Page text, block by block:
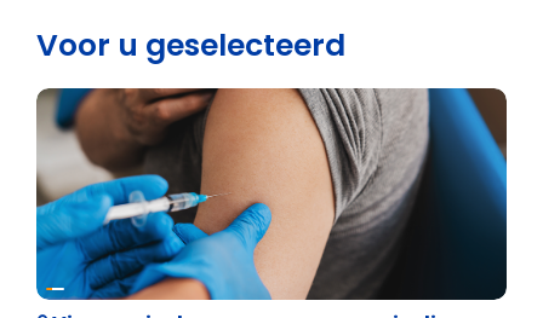
Voor u geselecteerd
Weekblad 't Pallieterke